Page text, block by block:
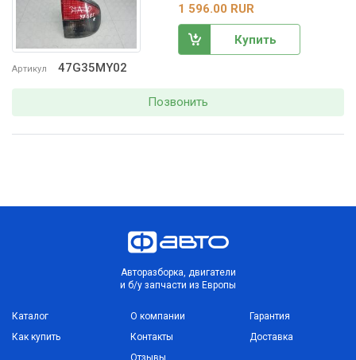
Артикул 47G35MY02
1 596.00 RUR
Купить
Позвонить
Авторазборка, двигатели
и б/у запчасти из Европы
Каталог
Как купить
О компании
Контакты
Гарантия
Доставка